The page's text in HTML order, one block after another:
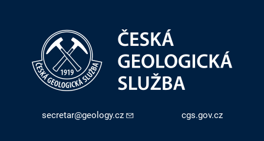
secretar@geology.cz cgs.gov.cz